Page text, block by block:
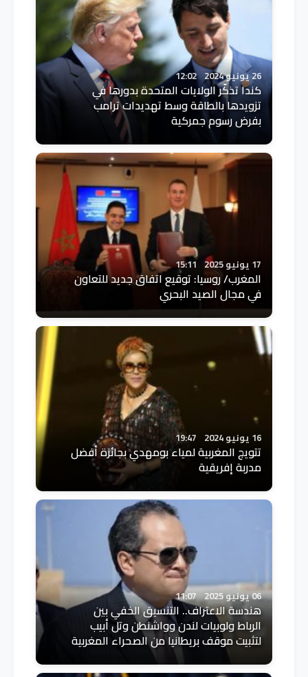
26 يونيو 2024 12:02
كندا تذكّر الولايات المتحدة بدورها في
تزويدها بالطاقة وسط تهديدات ترامب
بفرض رسوم جمركية
17 يونيو 2025 15:11
المغرب/ روسيا: توقيع اتفاق جديد للتعاون
في مجال الصيد البحري
16 يونيو 2024 19:47
تتويج المغربية لمياء بومهدي بجائزة أفضل
مدربة إفريقية
06 يونيو 2025 11:07
هندسة الاعتراف.. التنسيق الخفي بين
الرباط ولوبيات لندن وواشنطن وتل أبيب
لتثبيت موقف بريطانيا من الصحراء المغربية